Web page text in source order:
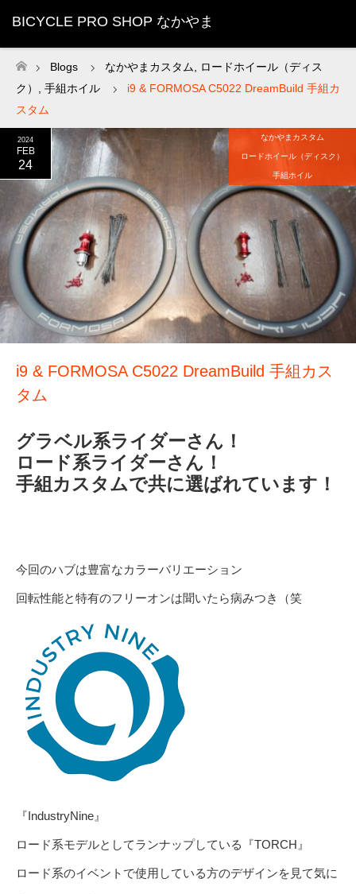
BICYCLE PRO SHOP なかやま
ホーム
Blogs なかやまカスタム
ロードホイール（ディス
ク）
手組ホイル
i9 & FORMOSA C5022 DreamBuild 手組カ
スタム
2024
FEB
24
なかやまカスタム
ロードホイール（ディスク）
手組ホイル
i9 & FORMOSA C5022 DreamBuild 手組カス
タム
グラベル系ライダーさん！
ロード系ライダーさん！
手組カスタムで共に選ばれています！
今回のハブは豊富なカラーバリエーション
回転性能と特有のフリーオンは聞いたら病みつき（笑
『IndustryNine』
ロード系モデルとしてランナップしている『TORCH』
ロード系のイベントで使用している方のデザインを見て気に